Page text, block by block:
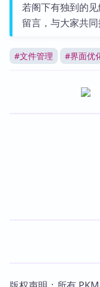
若阁下有独到的
留言，与大家共同
#文件管理 #界面优